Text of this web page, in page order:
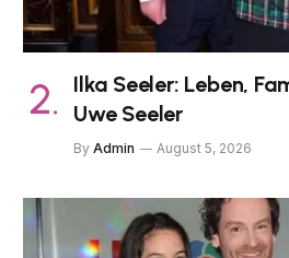
Ilka Seeler: Leben,
Uwe Seeler
By Admin August 5, 2026